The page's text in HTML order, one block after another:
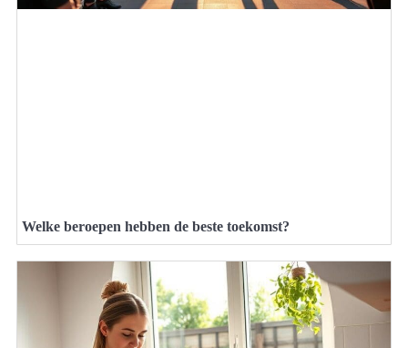
Welke beroepen hebben de beste toekomst?